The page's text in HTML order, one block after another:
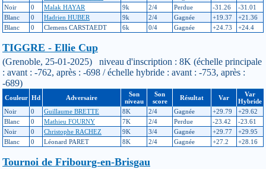
Noir
0 Malak HAYAR 9k 2/4 Perdue -31.26
-31.01
Blanc
0 Hadrien HUBER 9k 2/4 Gagnée +19.37
+21.36
Blanc
0 Clemens CARSTAEDT 6k 0/4 Gagnée +24.73 +24.4
TIGGRE - Ellie Cup
(Grenoble, 25-01-2025) niveau d'inscription : 8K (échelle principale
: avant : -762, après : -698 / échelle hybride : avant : -753, après :
-689)
Couleur Hd Adversaire
Son
niveau
Son
score
Résultat Var
Var
Hybride
Noir
0 Guillaume BRETTE 8K 2/4 Gagnée +29.79
+29.62
Blanc
0 Mathieu FOURNY 7K 2/4 Perdue -23.42
-23.61
Noir
0 Christophe RACHEZ 9K 3/4 Gagnée +29.77
+29.95
Blanc
0 Léonard PARET 8K 2/4 Gagnée +27.2 +28.16
Tournoi de Fribourg-en-Brisgau